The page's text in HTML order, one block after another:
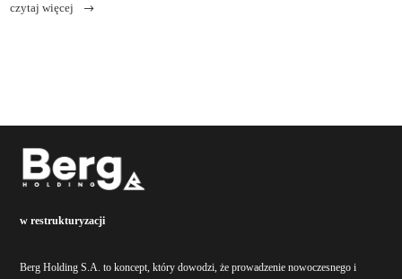
w restrukturyzacji
Berg Holding S.A. to koncept, który dowodzi, że prowadzenie nowoczesnego i